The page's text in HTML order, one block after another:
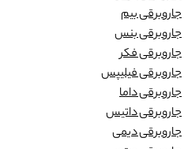
جاروبرقی بیم
جاروبرقی بنس
جاروبرقی فکر
جاروبرقی فیلیپس
جاروبرقی داما
جاروبرقی داتیس
جاروبرقی دیمی